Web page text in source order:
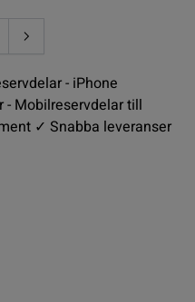
reading page
- iPhone
- Mobilreservdelar till
✓ Snabba leveranser